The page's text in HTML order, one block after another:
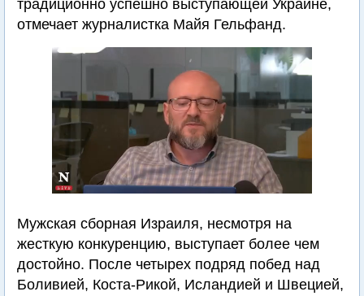
традиционно успешно выступающей Украине,
отмечает журналистка Майя Гельфанд.
Мужская сборная Израиля, несмотря на
жесткую конкуренцию, выступает более чем
достойно. После четырех подряд побед над
Боливией, Коста-Рикой, Исландией и Швецией,